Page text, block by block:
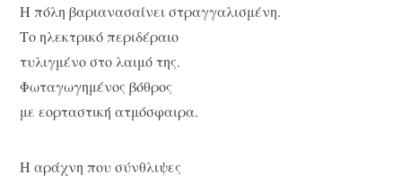
Η πόλη βαριανασαίνει στραγγαλισμένη.
Το ηλεκτρικό περιδέραιο
τυλιγμένο στο λαιμό της.
Φωταγωγημένος βόθρος
με εορταστική ατμόσφαιρα.
Η αράχνη που σύνθλιψες